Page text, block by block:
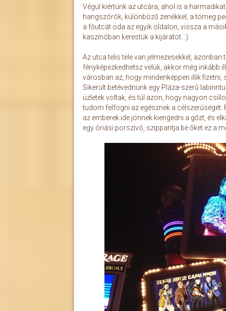
Végül kiértünk az utcára, ahol is a
hangszórók, különböző zenékkel, a tömeg
a főutcát oda az egyik oldalon, vissza a
kaszinóban kerestük a kijáratot. :)
Az utca telis tele van jelmezesekkel, azonban
fényképezkedhetsz velük, akkor még inkább
városban az, hogy mindenképpen illik
Sikerült betévednünk egy Pláza-szerű
üzletek voltak, és túl azon, hogy nagyon
tudom felfogni az egésznek a célszerűségét.
az emberek ide jönnek kiengedni a gőzt, és
egy óriási porszívó, szippantja be őket ez a